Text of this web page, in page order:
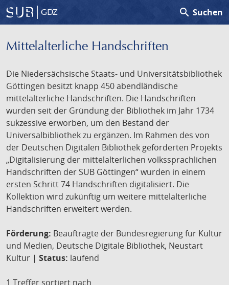
GDZ search Suchen
Mittelalterliche Handschriften
Die Niedersächsische Staats- und Universitätsbibliothek
Göttingen besitzt knapp 450 abendländische
mittelalterliche Handschriften. Die Handschriften
wurden seit der Gründung der Bibliothek im Jahr 1734
sukzessive erworben, um den Bestand der
Universalbibliothek zu ergänzen. Im Rahmen des von
der Deutschen Digitalen Bibliothek geförderten Projekts
„Digitalisierung der mittelalterlichen volkssprachlichen
Handschriften der SUB Göttingen“ wurden in einem
ersten Schritt 74 Handschriften digitalisiert. Die
Kollektion wird zukünftig um weitere mittelalterliche
Handschriften erweitert werden.
Förderung: Beauftragte der Bundesregierung für Kultur
und Medien, Deutsche Digitale Bibliothek, Neustart
Kultur | Status: laufend
1 Treffer sortiert nach